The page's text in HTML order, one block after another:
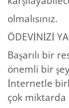
olmalısınız.
ÖDEVİNİZİ
Başarılı bir
önemli bir
İnternetle
çok miktarda